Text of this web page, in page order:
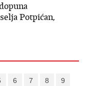
Potpićan,
6 7 8
9